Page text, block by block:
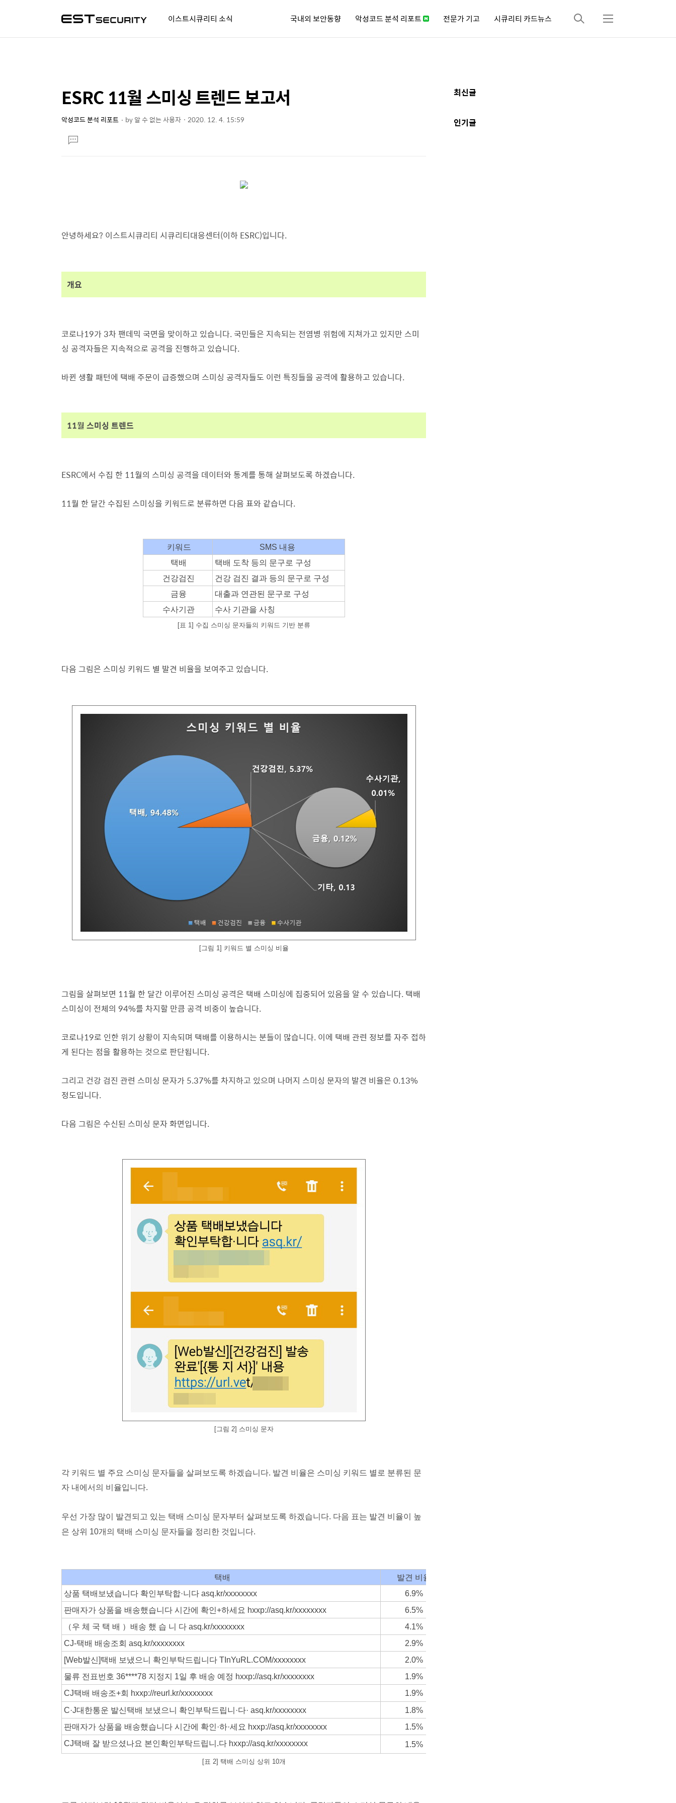
이스트시큐리티 소식 국내외 보안동향 악성코드 분석 리포트 전문가 기고 시큐리티 카드뉴스
검
메
상
세
컨
텐
본
문
제
ESRC 11월 스미싱 트렌드 보고서
악성코드 분석 리포트 by알 수 없는 사용자 2020. 12. 4. 15:59
문댓
글
안녕하세요? 이스트시큐리티 시큐리티대응센터(이하 ESRC)입니다.
개요
코로나19가 3차 팬데믹 국면을 맞이하고 있습니다. 국민들은 지속되는 전염병 위험에 지쳐가고 있지만 스미
싱 공격자들은 지속적으로 공격을 진행하고 있습니다.
바뀐 생활 패턴에 택배 주문이 급증했으며 스미싱 공격자들도 이런 특징들을 공격에 활용하고 있습니다.
11월 스미싱 트렌드
ESRC에서 수집 한 11월의 스미싱 공격을 데이터와 통계를 통해 살펴보도록 하겠습니다.
11월 한 달간 수집된 스미싱을 키워드로 분류하면 다음 표와 같습니다.
키워드
SMS 내용
택배
택배 도착 등의 문구로 구성
건강검진
건강 검진 결과 등의 문구로 구성
금융
대출과 연관된 문구로 구성
수사기관
수사 기관을 사칭
[표 1] 수집 스미싱 문자들의 키워드 기반 분류
다음 그림은 스미싱 키워드 별 발견 비율을 보여주고 있습니다.
[그림 1] 키워드 별 스미싱 비율
그림을 살펴보면 11월 한 달간 이루어진 스미싱 공격은 택배 스미싱에 집중되어 있음을 알 수 있습니다. 택배
스미싱이 전체의 94%를 차지할 만큼 공격 비중이 높습니다.
코로나19로 인한 위기 상황이 지속되며 택배를 이용하시는 분들이 많습니다. 이에 택배 관련 정보를 자주 접하
게 된다는 점을 활용하는 것으로 판단됩니다.
그리고 건강 검진 관련 스미싱 문자가 5.37%를 차지하고 있으며 나머지 스미싱 문자의 발견 비율은 0.13%
정도입니다.
다음 그림은 수신된 스미싱 문자 화면입니다.
[그림 2] 스미싱 문자
각 키워드 별 주요 스미싱 문자들을 살펴보도록 하겠습니다. 발견 비율은 스미싱 키워드 별로 분류된 문
자 내에서의 비율입니다.
우선 가장 많이 발견되고 있는 택배 스미싱 문자부터 살펴보도록 하겠습니다. 다음 표는 발견 비율이 높
은 상위 10개의 택배 스미싱 문자들을 정리한 것입니다.
택배
발견 비율
상품 택배보냈습니다 확인부탁합·니다 asq.kr/xxxxxxxx
6.9%
판매자가 상품을 배송했습니다 시간에 확인+하세요 hxxp://asq.kr/xxxxxxxx
6.5%
（우 체 국 택 배 ）배송 했 습 니 다 asq.kr/xxxxxxxx
4.1%
CJ-택배 배송조회 asq.kr/xxxxxxxx
2.9%
[Web발신]택배 보냈으니 확인부탁드립니다 TInYuRL.COM/xxxxxxxx
2.0%
물류 전표번호 36****78 지정지 1일 후 배송 예정 hxxp://asq.kr/xxxxxxxx
1.9%
CJ택배 배송조+회 hxxp://reurl.kr/xxxxxxxx
1.9%
C·J대한통운 발신택배 보냈으니 확인부탁드립니·다· asq.kr/xxxxxxxx
1.8%
판매자가 상품을 배송했습니다 시간에 확인·하·세요 hxxp://asq.kr/xxxxxxxx
1.5%
CJ택배 잘 받으셨나요 본인확인부탁드립니.다 hxxp://asq.kr/xxxxxxxx 1.5%
[표 2] 택배 스미싱 상위 10개
추
정
최신글
인기글